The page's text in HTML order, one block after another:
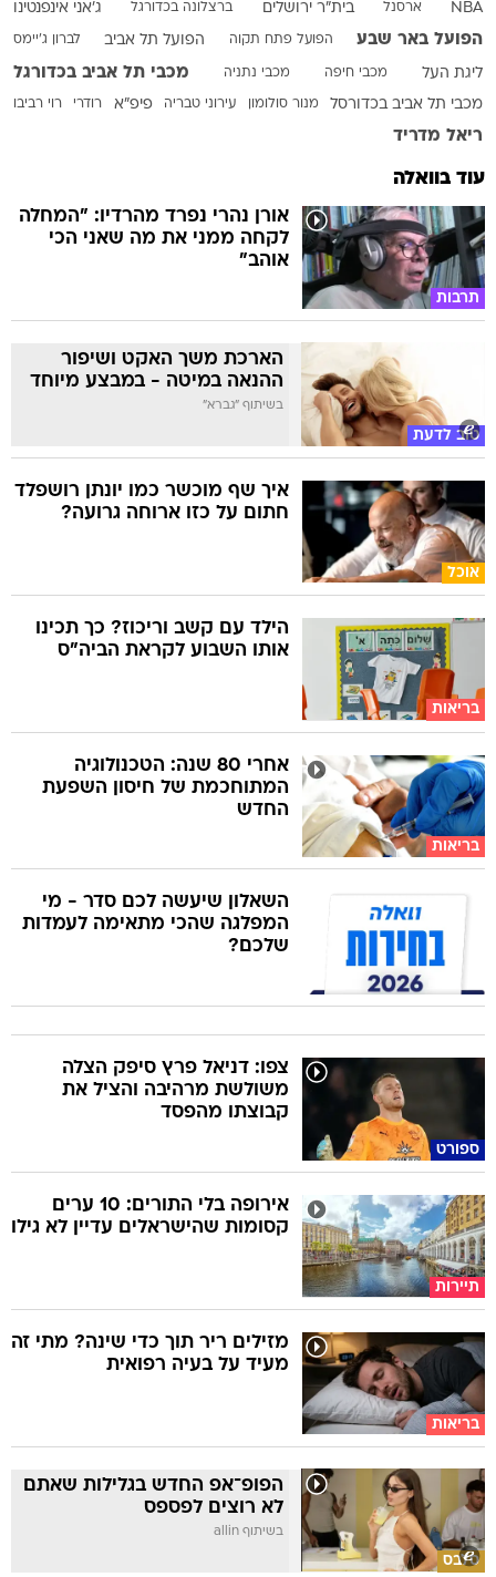
NBA ארסנל בית"ר ירושלים ברצלונה בכדורגל ג'אני אינפנטינו
הפועל באר שבע הפועל פתח תקוה הפועל תל אביב לברון ג'יימס
ליגת העל מכבי חיפה מכבי נתניה מכבי תל אביב בכדורגל
מכבי תל אביב בכדורסל מנור סולומון עירוני טבריה פיפ"א רודרי רוי רביבו
ריאל מדריד
עוד בוואלה
תרבות
אורן נהרי נפרד מהרדיו: "המחלה
לקחה ממני את מה שאני הכי
אוהב"
טוב לדעת
הארכת משך האקט ושיפור
ההנאה במיטה - במבצע מיוחד
בשיתוף "גברא"
אוכל
איך שף מוכשר כמו יונתן רושפלד
חתום על כזו ארוחה גרועה?
בריאות
הילד עם קשב וריכוז? כך תכינו
אותו השבוע לקראת הביה"ס
בריאות
אחרי 80 שנה: הטכנולוגיה
המתוחכמת של חיסון השפעת
החדש
השאלון שיעשה לכם סדר - מי
המפלגה שהכי מתאימה לעמדות
שלכם?
ספורט
צפו: דניאל פרץ סיפק הצלה
משולשת מרהיבה והציל את
קבוצתו מהפסד
תיירות
אירופה בלי התורים: 10 ערים
קסומות שהישראלים עדיין לא גילו
בריאות
מזילים ריר תוך כדי שינה? מתי זה
מעיד על בעיה רפואית
סלבס
הפופ־אפ החדש בגלילות שאתם
לא רוצים לפספס
בשיתוף allin